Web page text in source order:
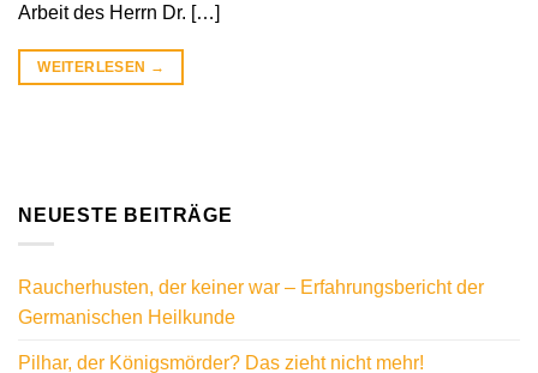
Arbeit des Herrn Dr. […]
WEITERLESEN →
NEUESTE BEITRÄGE
Raucherhusten, der keiner war – Erfahrungsbericht der
Germanischen Heilkunde
Pilhar, der Königsmörder? Das zieht nicht mehr!